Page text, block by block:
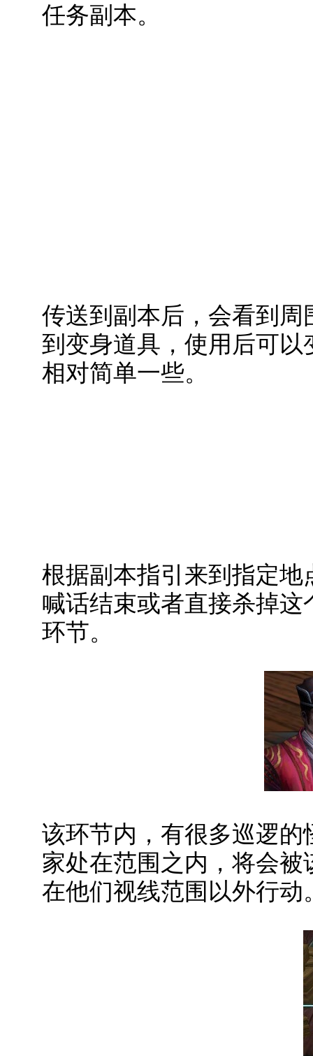
任务副本。
传送到副本后，会看到
到变身道具，使用后可
相对简单一些。
根据副本指引来到指定
喊话结束或者直接杀掉
环节。
该环节内，有很多巡逻
家处在范围之内，将会
在他们视线范围以外行动